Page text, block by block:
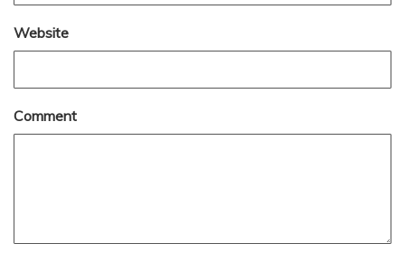
Website
Comment